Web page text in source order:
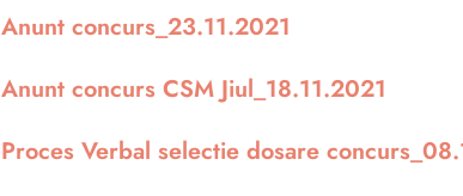
Anunt concurs_23.11.2021
Anunt concurs CSM Jiul_18.11.2021
Proces Verbal selectie dosare